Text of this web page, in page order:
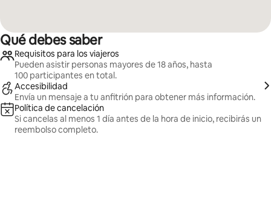
Qué debes saber
Requisitos para los viajeros
Pueden asistir personas mayores de 18 años, hasta
100 participantes en total.
Accesibilidad
Envía un mensaje a tu anfitrión para obtener más información.
Política de cancelación
Si cancelas al menos 1 día antes de la hora de inicio, recibirás un
reembolso completo.